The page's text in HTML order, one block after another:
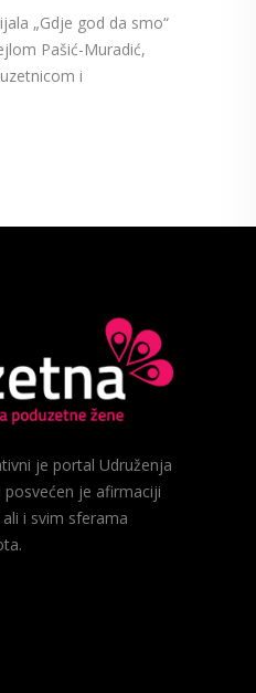
„Gdje god da smo“
Pašić-Muradić,
i
je portal Udruženja
posvećen je afirmaciji
i svim sferama